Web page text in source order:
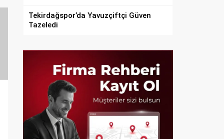
Tekirdağspor’da Yavuzçiftçi Güven
Tazeledi